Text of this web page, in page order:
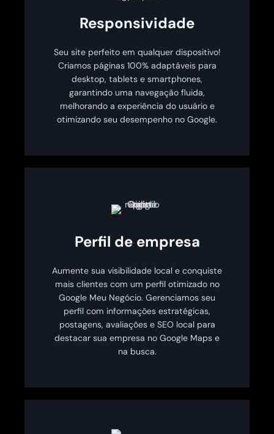
Responsividade
Seu site perfeito em qualquer dispositivo!
Criamos páginas 100% adaptáveis para
desktop, tablets e smartphones,
garantindo uma navegação fluida,
melhorando a experiência do usuário e
otimizando seu desempenho no Google.
Perfil de empresa
Aumente sua visibilidade local e conquiste
mais clientes com um perfil otimizado no
Google Meu Negócio. Gerenciamos seu
perfil com informações estratégicas,
postagens, avaliações e SEO local para
destacar sua empresa no Google Maps e
na busca.